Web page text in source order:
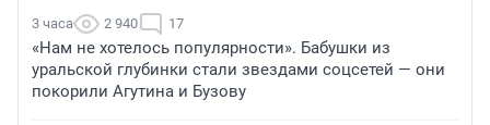
3 часа 2 940 17
«Нам не хотелось популярности». Бабушки из
уральской глубинки стали звездами соцсетей — они
покорили Агутина и Бузову